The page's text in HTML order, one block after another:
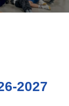
N
A
2027